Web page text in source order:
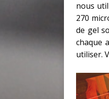
nous
270
de gel
chaque
utiliser.